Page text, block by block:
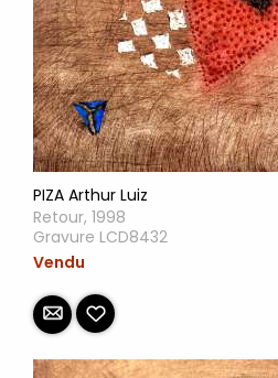
PIZA Arthur Luiz
Retour, 1998
Gravure LCD8432
Vendu